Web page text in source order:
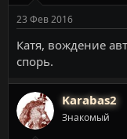
23 Фев 2016
Катя, вождение
спорь.
Karabas2
Знакомый